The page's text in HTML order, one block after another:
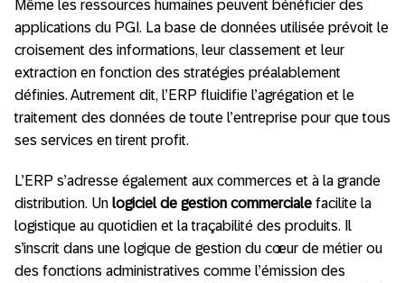
Même les ressources humaines peuvent bénéficier des
applications du PGI. La base de données utilisée prévoit le
croisement des informations, leur classement et leur
extraction en fonction des stratégies préalablement
définies. Autrement dit, l’ERP fluidifie l’agrégation et le
traitement des données de toute l’entreprise pour que tous
ses services en tirent profit.
L’ERP s’adresse également aux commerces et à la grande
distribution. Un logiciel de gestion commerciale facilite la
logistique au quotidien et la traçabilité des produits. Il
s’inscrit dans une logique de gestion du cœur de métier ou
des fonctions administratives comme l’émission des